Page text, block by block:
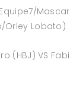
Orley Lobato)
(HBJ) VS